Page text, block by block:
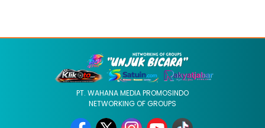
PT. WAHANA MEDIA PROMOSINDO
NETWORKING OF GROUPS